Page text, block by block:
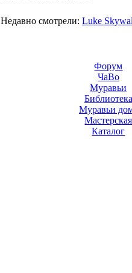
Недавно смотрели: Luke
Форум
ЧаВо
Муравьи
Библиотека
Муравьи
Мастерская
Каталог